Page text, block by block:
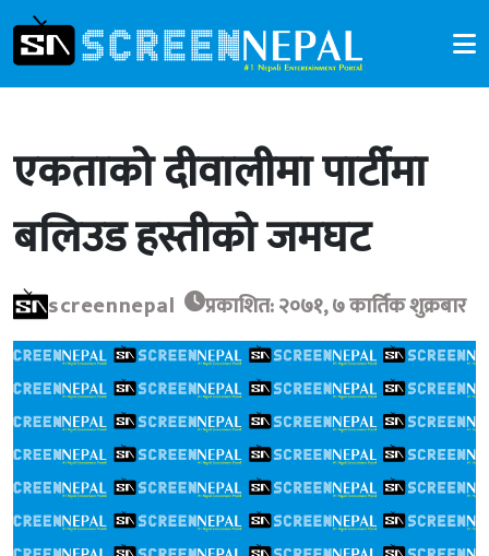
एकताको दीवालीमा पार्टीमा
बलिउड हस्तीको जमघट
screennepal प्रकाशित: २०७१, ७ कार्तिक शुक्रबार